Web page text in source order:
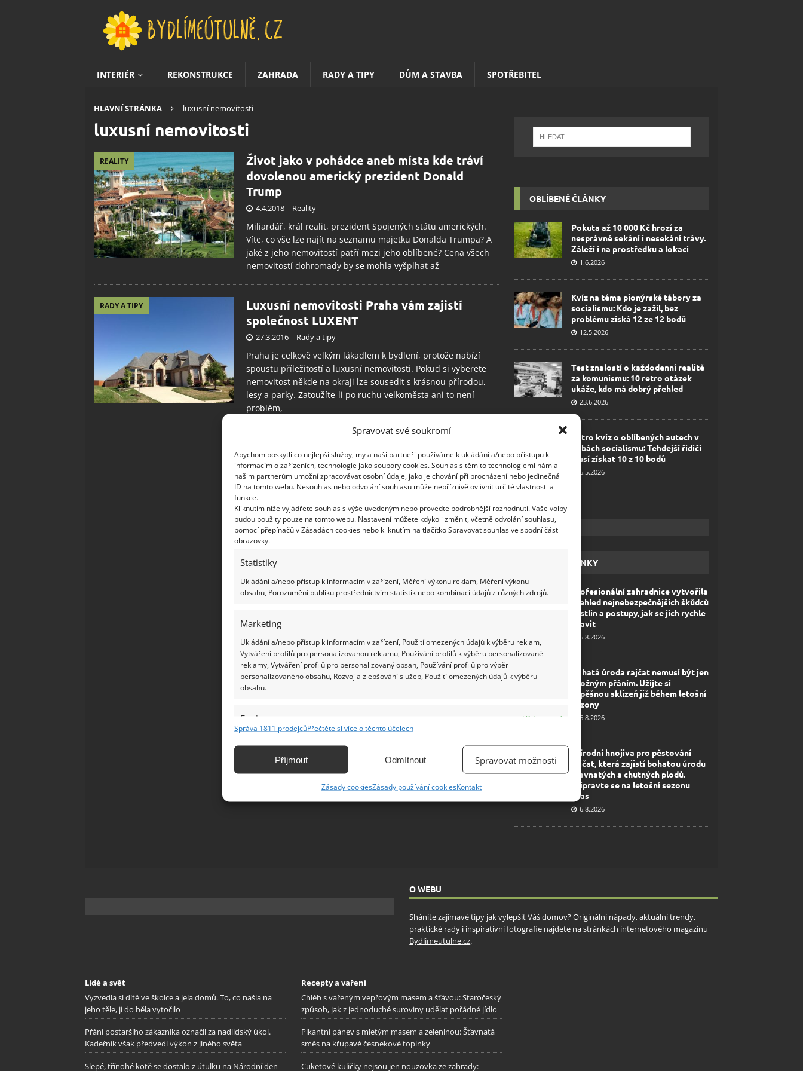
Spravovat své soukromí
Abychom poskytli co nejlepší služby, my a naši partneři používáme k ukládání a/nebo přístupu k
informacím o zařízeních, technologie jako soubory cookies. Souhlas s těmito technologiemi nám a
našim partnerům umožní zpracovávat osobní údaje, jako je chování při procházení nebo jedinečná
ID na tomto webu. Nesouhlas nebo odvolání souhlasu může nepříznivě ovlivnit určité vlastnosti a
funkce.
Kliknutím níže vyjádřete souhlas s výše uvedeným nebo proveďte podrobnější rozhodnutí. Vaše volby
budou použity pouze na tomto webu. Nastavení můžete kdykoli změnit, včetně odvolání souhlasu,
pomocí přepínačů v Zásadách cookies nebo kliknutím na tlačítko Spravovat souhlas ve spodní části
obrazovky.
Statistiky
Ukládání a/nebo přístup k informacím v zařízení, Měření výkonu reklam, Měření výkonu
obsahu, Porozumění publiku prostřednictvím statistik nebo kombinací údajů z různých zdrojů.
Marketing
Ukládání a/nebo přístup k informacím v zařízení, Použití omezených údajů k výběru reklam,
Vytváření profilů pro personalizovanou reklamu, Používání profilů k výběru personalizované
reklamy, Vytváření profilů pro personalizovaný obsah, Používání profilů pro výběr
personalizovaného obsahu, Rozvoj a zlepšování služeb, Použití omezených údajů k výběru
obsahu.
Funkce
Vždy aktivní
Identifikace zařízení na základě automaticky přenášených informací.
základě aktivně vyžádaných informací.
Správa 1811 prodejcůPřečtěte si více o těchto účelech
Příjmout Odmítnout Spravovat možnosti
Zásady cookiesZásady používání cookiesKontakt
INTERIÉR REKONSTRUKCE ZAHRADA RADY A TIPY DŮM A STAVBA SPOTŘEBITEL
HLAVNÍ STRÁNKA luxusní nemovitosti
luxusní nemovitosti
REALITY
Život jako v pohádce aneb místa kde tráví
dovolenou americký prezident Donald
Trump
4.4.2018 Reality
Miliardář, král realit, prezident Spojených státu amerických.
Víte, co vše lze najít na seznamu majetku Donalda Trumpa? A
jaké z jeho nemovitostí patří mezi jeho oblíbené? Cena všech
nemovitostí dohromady by se mohla vyšplhat až
RADY A TIPY
Luxusní nemovitosti Praha vám zajistí
společnost LUXENT
27.3.2016 Rady a tipy
Praha je celkově velkým lákadlem k bydlení, protože nabízí
spoustu příležitostí a luxusní nemovitosti. Pokud si vyberete
nemovitost někde na okraji lze sousedit s krásnou přírodou,
lesy a parky. Zatoužíte-li po ruchu velkoměsta ani to není
problém,
OBLÍBENÉ ČLÁNKY
Pokuta až 10 000 Kč hrozí za
nesprávné sekání i nesekání trávy.
Záleží i na prostředku a lokaci
1.6.2026
Kvíz na téma pionýrské tábory za
socialismu: Kdo je zažil, bez
problému získá 12 ze 12 bodů
12.5.2026
Test znalostí o každodenní realitě
za komunismu: 10 retro otázek
ukáže, kdo má dobrý přehled
23.6.2026
Retro kvíz o oblíbených autech v
dobách socialismu: Tehdejší řidiči
musí získat 10 z 10 bodů
6.5.2026
ŽHAVÉ NOVINKY
Profesionální zahradnice vytvořila
přehled nejnebezpečnějších škůdců
rostlin a postupy, jak se jich rychle
zbavit
6.8.2026
Bohatá úroda rajčat nemusí být jen
zbožným přáním. Užijte si
úspěšnou sklizeň již během letošní
sezony
6.8.2026
Přírodní hnojiva pro pěstování
rajčat, která zajistí bohatou úrodu
šťavnatých a chutných plodů.
Připravte se na letošní sezonu
včas
6.8.2026
O WEBU
Sháníte zajímavé tipy jak vylepšit Váš domov? Originální nápady, aktuální trendy,
praktické rady i inspirativní fotografie najdete na stránkách internetového magazínu
Bydlimeutulne.cz.
Lidé a svět
Vyzvedla si dítě ve školce a jela domů. To, co našla na
jeho těle, ji do běla vytočilo
Přání postaršího zákazníka označil za nadlidský úkol.
Kadeřník však předvedl výkon z jiného světa
Slepé, třínohé kotě se dostalo z útulku na Národní den
Recepty a vaření
Chléb s vařeným vepřovým masem a šťávou: Staročeský
způsob, jak z jednoduché suroviny udělat pořádné jídlo
Pikantní pánev s mletým masem a zeleninou: Šťavnatá
směs na křupavé česnekové topinky
Cuketové kuličky nejsou jen nouzovka ze zahrady: